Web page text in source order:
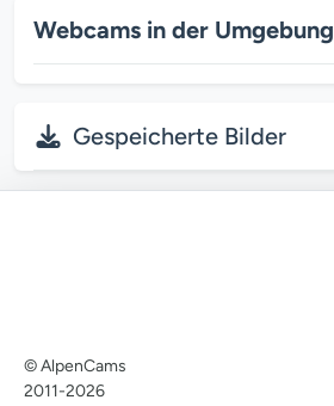
Webcams in der Umgebung
Gespeicherte Bilder
© AlpenCams
2011-2026